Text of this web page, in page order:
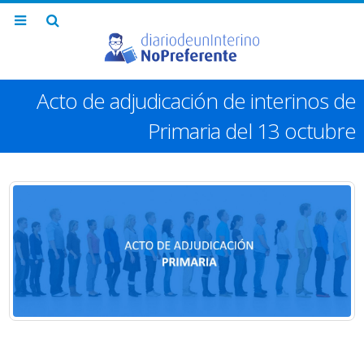
Acto de adjudicación de interinos de
Primaria del 13 octubre